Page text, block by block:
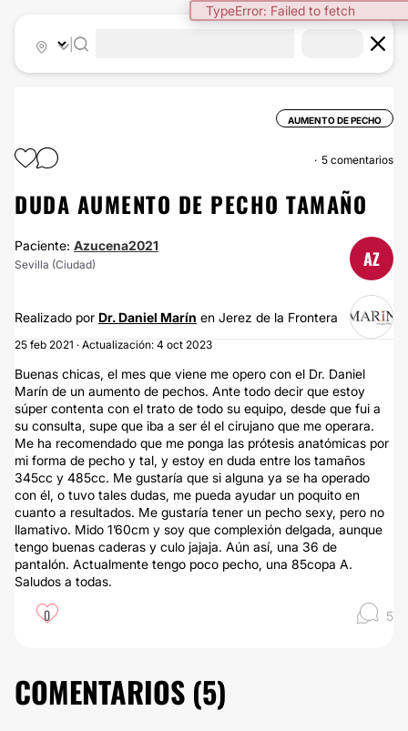
TypeError: Failed to fetch
AUMENTO DE PECHO
5 comentarios
DUDA AUMENTO DE PECHO TAMAÑO
Paciente: Azucena2021
Sevilla (Ciudad) AZ
Realizado por Dr. Daniel Marín en Jerez de la Frontera
25 feb 2021 · Actualización: 4 oct 2023
Buenas chicas, el mes que viene me opero con el Dr. Daniel
Marín de un aumento de pechos. Ante todo decir que estoy
súper contenta con el trato de todo su equipo, desde que fui a
su consulta, supe que iba a ser él el cirujano que me operara.
Me ha recomendado que me ponga las prótesis anatómicas por
mi forma de pecho y tal, y estoy en duda entre los tamaños
345cc y 485cc. Me gustaría que si alguna ya se ha operado
con él, o tuvo tales dudas, me pueda ayudar un poquito en
cuanto a resultados. Me gustaría tener un pecho sexy, pero no
llamativo. Mido 1’60cm y soy que complexión delgada, aunque
tengo buenas caderas y culo jajaja. Aún así, una 36 de
pantalón. Actualmente tengo poco pecho, una 85copa A.
Saludos a todas.
0 5
COMENTARIOS (5)